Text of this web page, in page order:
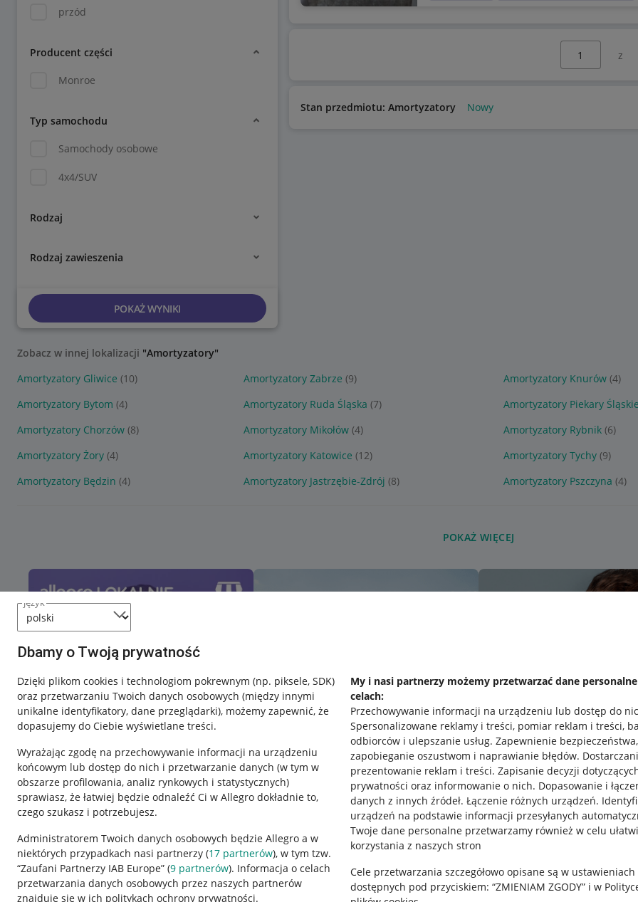
język
Dbamy o Twoją prywatność
Dzięki plikom cookies i technologiom pokrewnym (np. piksele, SDK)
oraz przetwarzaniu Twoich danych osobowych (między innymi
unikalne identyfikatory, dane przeglądarki), możemy zapewnić, że
dopasujemy do Ciebie wyświetlane treści.
Wyrażając zgodę na przechowywanie informacji na urządzeniu
końcowym lub dostęp do nich i przetwarzanie danych (w tym w
obszarze profilowania, analiz rynkowych i statystycznych)
sprawiasz, że łatwiej będzie odnaleźć Ci w Allegro dokładnie to,
czego szukasz i potrzebujesz.
Administratorem Twoich danych osobowych będzie Allegro a w
niektórych przypadkach nasi partnerzy (17 partnerów), w tym tzw.
“Zaufani Partnerzy IAB Europe” (9 partnerów). Informacja o celach
przetwarzania danych osobowych przez naszych partnerów
znajduje się w ich politykach ochrony prywatności.
My i nasi partnerzy możemy przetwarzać dane
celach:
Przechowywanie informacji na urządzeniu lub dostęp do
Spersonalizowane reklamy i treści, pomiar reklam i treści,
odbiorców i ulepszanie usług. Zapewnienie bezpieczeństwa,
zapobieganie oszustwom i naprawianie błędów.
prezentowanie reklam i treści. Zapisanie decyzji
prywatności oraz informowanie o nich. Dopasowanie i
danych z innych źródeł. Łączenie różnych urządzeń.
urządzeń na podstawie informacji przesyłanych
Twoje dane personalne przetwarzamy również w celu
korzystania z naszych stron
Cele przetwarzania szczegółowo opisane są w ustawieniach
dostępnych pod przyciskiem: “ZMIENIAM ZGODY” i w
przód
Producent części
Monroe
Typ samochodu
Samochody osobowe
4x4/SUV
Rodzaj
Rodzaj zawieszenia
POKAŻ WYNIKI
z
Stan przedmiotu: Amortyzatory Nowy
Zobacz w innej lokalizacji "Amortyzatory"
Amortyzatory Gliwice (10) Amortyzatory Zabrze (9) Amortyzatory Knurów (4)
Amortyzatory Bytom (4) Amortyzatory Ruda Śląska (7) Amortyzatory Piekary Śląskie
Amortyzatory Chorzów (8) Amortyzatory Mikołów (4) Amortyzatory Rybnik (6)
Amortyzatory Żory (4) Amortyzatory Katowice (12) Amortyzatory Tychy (9)
Amortyzatory Będzin (4) Amortyzatory Jastrzębie-Zdrój (8) Amortyzatory Pszczyna (4)
POKAŻ WIĘCEJ
Przydatne informacje
Jak to działa
Napisz do nas
Regulamin
Polityka plików "cookies"
Pobierz aplikację